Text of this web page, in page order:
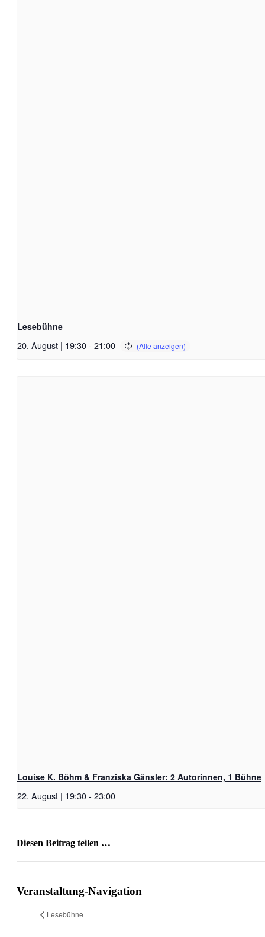
Lesebühne
20. August | 19:30- 21:00
Louise K. Böhm & Franziska Gänsler: 2 Autorinnen, 1 Bühne
22. August | 19:30- 23:00
Diesen Beitrag teilen …
Veranstaltung-Navigation
Lesebühne